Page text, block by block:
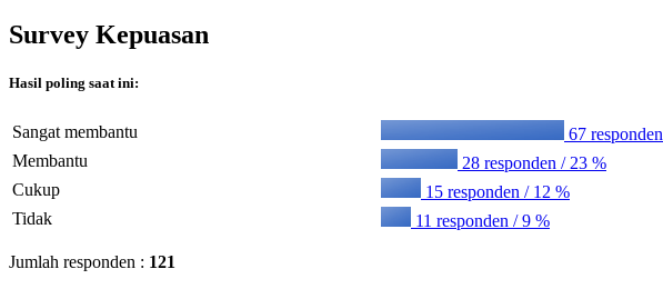
Survey Kepuasan
Hasil poling saat ini:
Sangat membantu
67
Membantu
28 responden / 23 %
Cukup
15 responden / 12 %
Tidak
11 responden / 9 %
Jumlah responden : 121